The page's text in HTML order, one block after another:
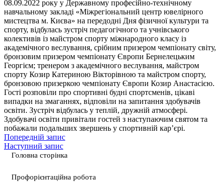
08.09.2022 року у Державному професійно-технічному
навчальному закладі «Міжрегіональний центр ювелірного
мистецтва м. Києва» на передодні Дня фізичної культури та
спорту, відбулась зустріч педагогічного та учнівського
колективів із майстром спорту міжнародного класу із
академічного веслування, срібним призером чемпіонату світу,
бронзовим призером чемпіонату Європи Бернелецьким
Георгієм; тренером з академічного веслування, майстром
спорту Козир Катериною Вікторівною та майстром спорту,
бронзовою призеркою чемпіонату Європи Козир Анастасією.
Гості розповіли про спортивні будні спортсменів, цікаві
випадки на змаганнях, відповіли на запитання здобувачів
освіти. Зустріч відбулась у теплій, дружній атмосфері.
Здобувачі освіти привітали гостей з наступаючим святом та
побажали подальших звершень у спортивній кар’єрі.
Попередній запис
Наступний запис
Головна сторінка
Профорієнтаційна робота